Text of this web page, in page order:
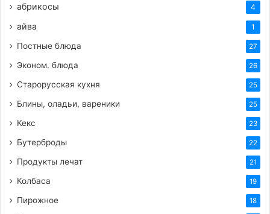
абрикосы 4
айва 1
Постные блюда 27
Эконом. блюда 26
Старорусская кухня 25
Блины, оладьи, вареники 25
Кекс 23
Бутерброды 22
Продукты лечат 21
Колбаса 19
Пирожное 18